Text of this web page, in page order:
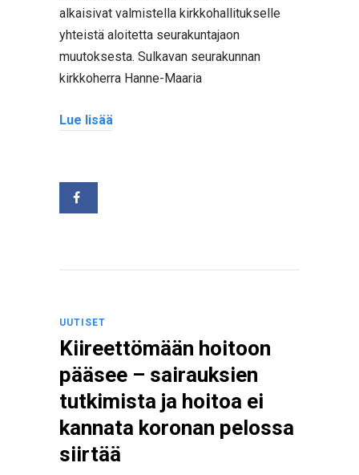
alkaisivat valmistella kirkkohallitukselle
yhteistä aloitetta seurakuntajaon
muutoksesta. Sulkavan seurakunnan
kirkkoherra Hanne-Maaria
Lue lisää
UUTISET
Kiireettömään hoitoon
pääsee – sairauksien
tutkimista ja hoitoa ei
kannata koronan pelossa
siirtää